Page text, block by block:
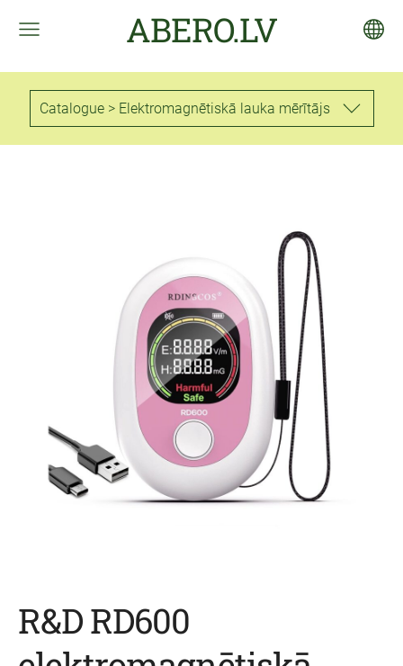
ABERO.LV
Catalogue > Elektromagnētiskā lauka mērītājs
R&D RD600